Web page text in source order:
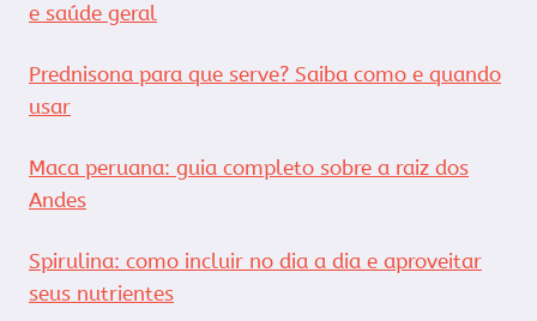
e saúde geral
Prednisona para que serve? Saiba como e quando
usar
Maca peruana: guia completo sobre a raiz dos
Andes
Spirulina: como incluir no dia a dia e aproveitar
seus nutrientes